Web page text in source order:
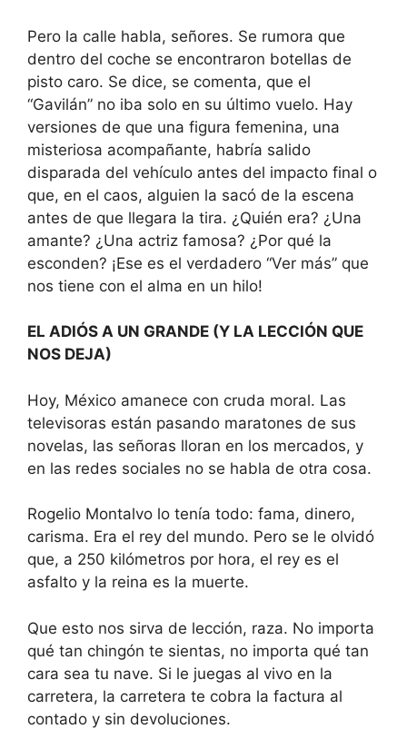
Pero la calle habla, señores. Se rumora que
dentro del coche se encontraron botellas de
pisto caro. Se dice, se comenta, que el
“Gavilán” no iba solo en su último vuelo. Hay
versiones de que una figura femenina, una
misteriosa acompañante, habría salido
disparada del vehículo antes del impacto final o
que, en el caos, alguien la sacó de la escena
antes de que llegara la tira. ¿Quién era? ¿Una
amante? ¿Una actriz famosa? ¿Por qué la
esconden? ¡Ese es el verdadero “Ver más” que
nos tiene con el alma en un hilo!
EL ADIÓS A UN GRANDE (Y LA LECCIÓN QUE
NOS DEJA)
Hoy, México amanece con cruda moral. Las
televisoras están pasando maratones de sus
novelas, las señoras lloran en los mercados, y
en las redes sociales no se habla de otra cosa.
Rogelio Montalvo lo tenía todo: fama, dinero,
carisma. Era el rey del mundo. Pero se le olvidó
que, a 250 kilómetros por hora, el rey es el
asfalto y la reina es la muerte.
Que esto nos sirva de lección, raza. No importa
qué tan chingón te sientas, no importa qué tan
cara sea tu nave. Si le juegas al vivo en la
carretera, la carretera te cobra la factura al
contado y sin devoluciones.